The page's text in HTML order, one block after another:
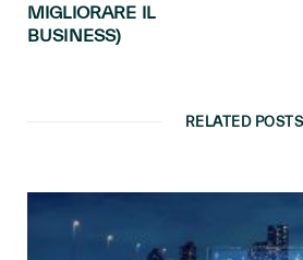
MIGLIORARE IL
BUSINESS)
RELATED POSTS